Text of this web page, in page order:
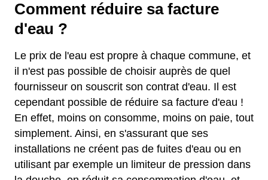
Comment réduire sa facture
d'eau ?
Le prix de l'eau est propre à chaque commune, et
il n'est pas possible de choisir auprès de quel
fournisseur on souscrit son contrat d'eau. Il est
cependant possible de réduire sa facture d'eau !
En effet, moins on consomme, moins on paie, tout
simplement. Ainsi, en s'assurant que ses
installations ne créent pas de fuites d'eau ou en
utilisant par exemple un limiteur de pression dans